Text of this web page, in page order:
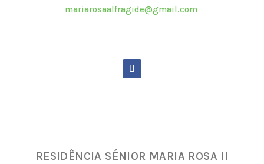
mariarosaalfragide@gmail.com
RESIDÊNCIA SÉNIOR MARIA ROSA II